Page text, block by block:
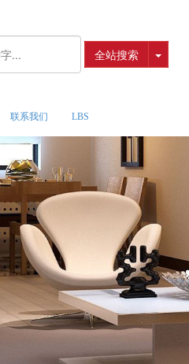
全站搜索
联系我们 LBS